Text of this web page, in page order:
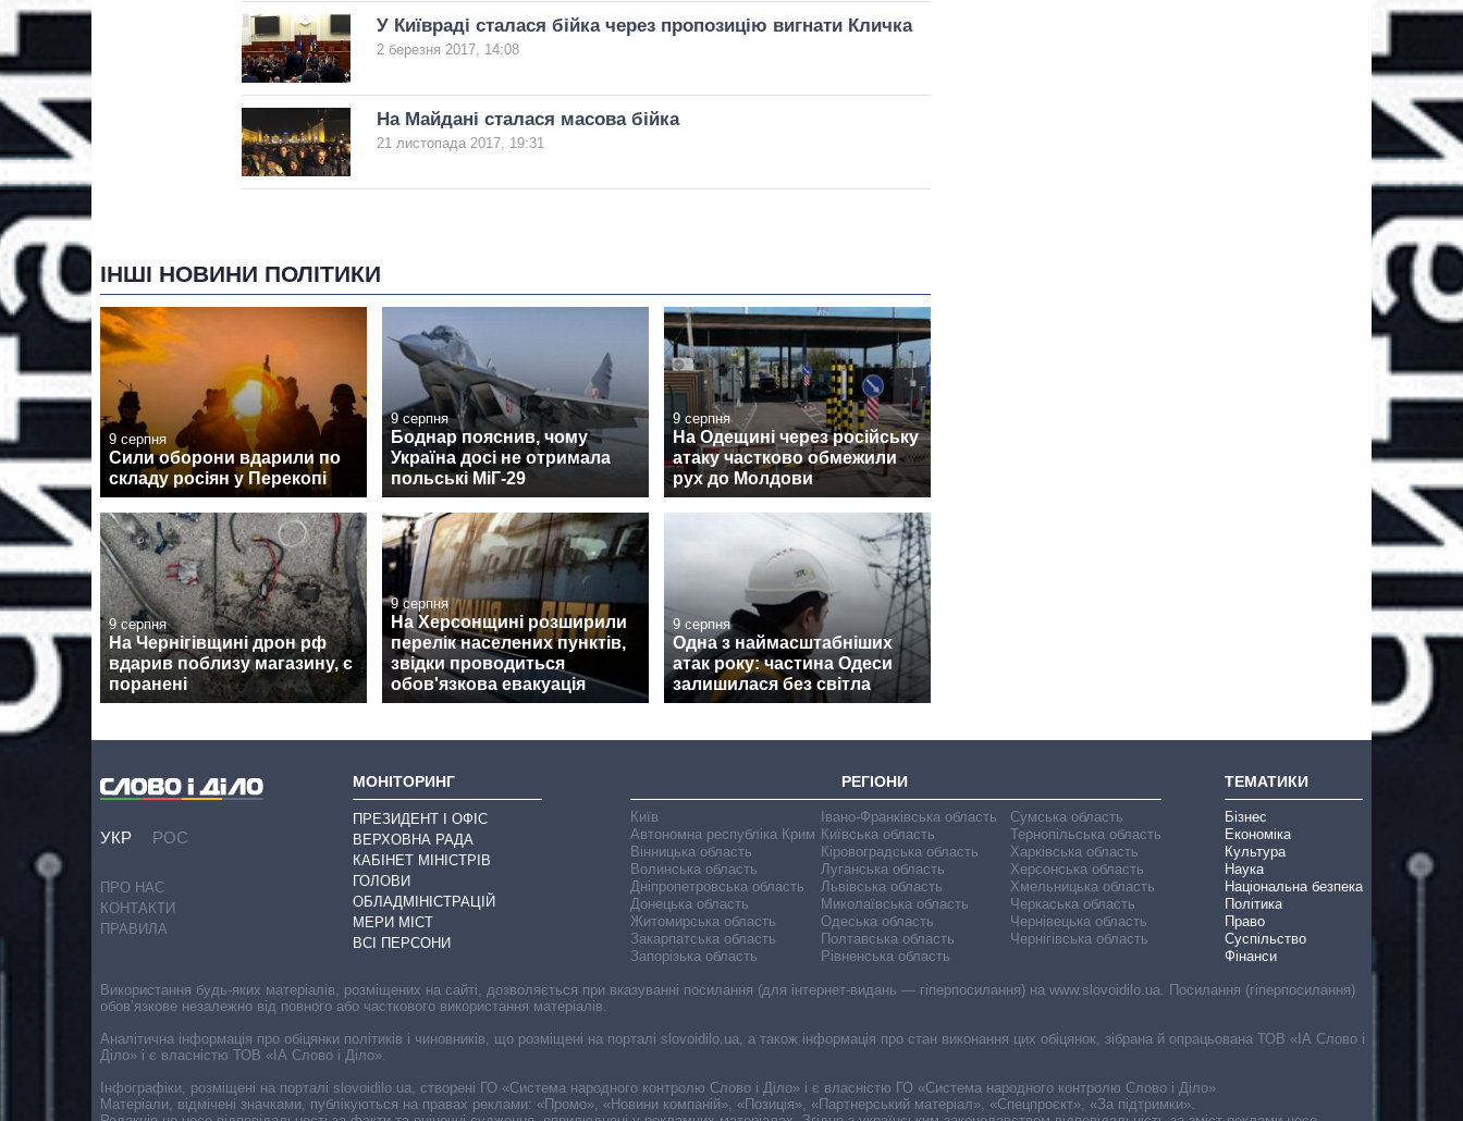
У Київраді сталася бійка через пропозицію вигнати Кличка
2 березня 2017, 14:08
На Майдані сталася масова бійка
21 листопада 2017, 19:31
ІНШІ НОВИНИ ПОЛІТИКИ
9 серпня
Сили оборони вдарили по
складу росіян у Перекопі
9 серпня
Боднар пояснив, чому
Україна досі не отримала
польські МіГ-29
9 серпня
На Одещині через російську
атаку частково обмежили
рух до Молдови
9 серпня
На Чернігівщині дрон рф
вдарив поблизу магазину, є
поранені
9 серпня
На Херсонщині розширили
перелік населених пунктів,
звідки проводиться
обов'язкова евакуація
9 серпня
Одна з наймасштабніших
атак року: частина Одеси
залишилася без світла
УКР РОС
ПРО НАС
КОНТАКТИ
ПРАВИЛА
МОНІТОРИНГ
ПРЕЗИДЕНТ І ОФІС
ВЕРХОВНА РАДА
КАБІНЕТ МІНІСТРІВ
ГОЛОВИ
ОБЛАДМІНІСТРАЦІЙ
МЕРИ МІСТ
ВСІ ПЕРСОНИ
РЕГІОНИ
Київ
Автономна республіка Крим
Вінницька область
Волинська область
Дніпропетровська область
Донецька область
Житомирська область
Закарпатська область
Запорізька область
Івано-Франківська область
Київська область
Кіровоградська область
Луганська область
Львівська область
Миколаївська область
Одеська область
Полтавська область
Рівненська область
Сумська область
Тернопільська область
Харківська область
Херсонська область
Хмельницька область
Черкаська область
Чернівецька область
Чернігівська область
ТЕМАТИКИ
Бізнес
Економіка
Культура
Наука
Національна безпека
Політика
Право
Суспільство
Фінанси
Використання будь-яких матеріалів, розміщених на сайті, дозволяється при вказуванні посилання (для інтернет-видань — гіперпосилання) на www.slovoidilo.ua. Посилання (гіперпосилання)
обов’язкове незалежно від повного або часткового використання матеріалів.
Аналітична інформація про обіцянки політиків і чиновників, що розміщені на порталі slovoidilo.ua, а також інформація про стан виконання цих обіцянок, зібрана й опрацьована ТОВ «ІА Слово і
Діло» і є власністю ТОВ «ІА Слово і Діло».
Інфографіки, розміщені на порталі slovoidilo.ua, створені ГО «Система народного контролю Слово і Діло» і є власністю ГО «Система народного контролю Слово і Діло».
Матеріали, відмічені значками, публікуються на правах реклами: «Промо», «Новини компаній», «Позиція», «Партнерський матеріал», «Спецпроєкт», «За підтримки».